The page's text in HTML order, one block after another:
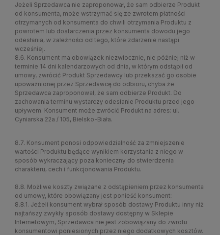
Jeżeli Sprzedawca nie zaproponował, że sam odbierze Produkt
od konsumenta, może wstrzymać się ze zwrotem płatności
otrzymanych od konsumenta do chwili otrzymania Produktu z
powrotem lub dostarczenia przez konsumenta dowodu jego
odesłania, w zależności od tego, które zdarzenie nastąpi
wcześniej.
8.6. Konsument ma obowiązek niezwłocznie, nie później niż w
terminie 14 dni kalendarzowych od dnia, w którym odstąpił od
umowy, zwrócić Produkt Sprzedawcy lub przekazać go osobie
upoważnionej przez Sprzedawcę do odbioru, chyba że
Sprzedawca zaproponował, że sam odbierze Produkt. Do
zachowania terminu wystarczy odesłanie Produktu przed jego
upływem. Konsument może zwrócić Produkt na adres: ul.
Cyniarska 22a / 105, Bielsko-Biała.
8.7. Konsument ponosi odpowiedzialność za zmniejszenie
wartości Produktu będące wynikiem korzystania z niego w
sposób wykraczający poza konieczny do stwierdzenia
charakteru, cech i funkcjonowania Produktu.
8.8. Możliwe koszty związane z odstąpieniem przez konsumenta
od umowy, które obowiązany jest ponieść konsument:
8.8.1. Jeżeli konsument wybrał sposób dostawy Produktu inny niż
najtańszy zwykły sposób dostawy dostępny w Sklepie
Internetowym, Sprzedawca nie jest zobowiązany do zwrotu
konsumentowi poniesionych przez niego dodatkowych kosztów.